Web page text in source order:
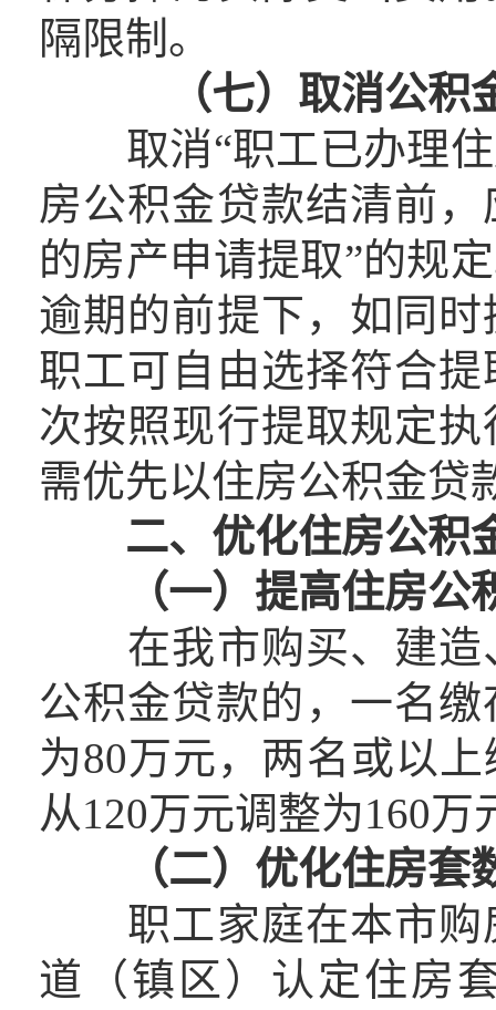
隔限制。
（七）取消公积
取消“职工已办理住
房公积金贷款结清前
的房产申请提取”的规
逾期的前提下，如同
职工可自由选择符合
次按照现行提取规定
需优先以住房公积金贷
二、优化住房公积
（一）提高住房
在我市购买、建造
公积金贷款的，一名
为80万元，两名或以
从120万元调整为160万
（二）优化住房套
职工家庭在本市购
道（镇区）认定住房